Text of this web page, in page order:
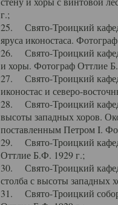
г.;
25. Свято-Троицкий
яруса иконостаса.
26. Свято-Троицкий
и хоры. Фотограф Оттлие
27. Свято-Троицкий
иконостас и северо-
28. Свято-Троицкий
высоты западных хоров.
поставленным Петром I.
29. Свято-Троицкий
Оттлие Б.Ф. 1929 г.;
30. Свято-Троицкий
столба с высоты западных
31. Свято-Троицкий